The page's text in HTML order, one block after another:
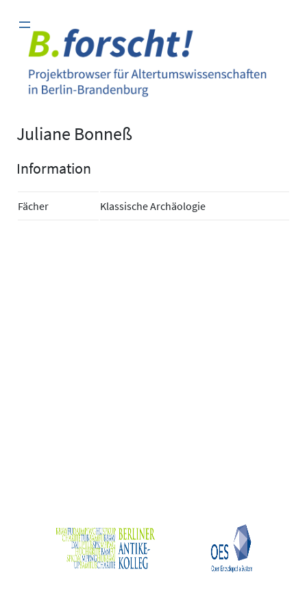
Inhalt
springen
Juliane Bonneß
Information
Fächer Klassische Archäologie